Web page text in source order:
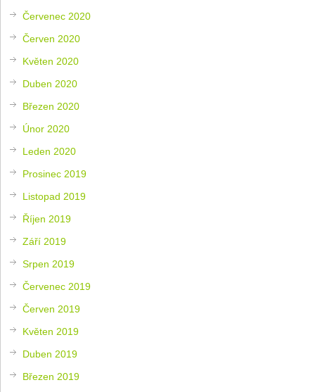
Červenec 2020
Červen 2020
Květen 2020
Duben 2020
Březen 2020
Únor 2020
Leden 2020
Prosinec 2019
Listopad 2019
Říjen 2019
Září 2019
Srpen 2019
Červenec 2019
Červen 2019
Květen 2019
Duben 2019
Březen 2019